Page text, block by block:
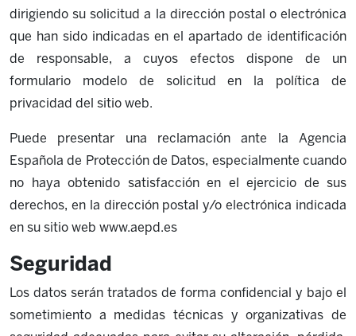
dirigiendo su solicitud a la dirección postal o electrónica
que han sido indicadas en el apartado de identificación
de responsable, a cuyos efectos dispone de un
formulario modelo de solicitud en la política de
privacidad del sitio web.
Puede presentar una reclamación ante la Agencia
Española de Protección de Datos, especialmente cuando
no haya obtenido satisfacción en el ejercicio de sus
derechos, en la dirección postal y/o electrónica indicada
en su sitio web www.aepd.es
Seguridad
Los datos serán tratados de forma confidencial y bajo el
sometimiento a medidas técnicas y organizativas de